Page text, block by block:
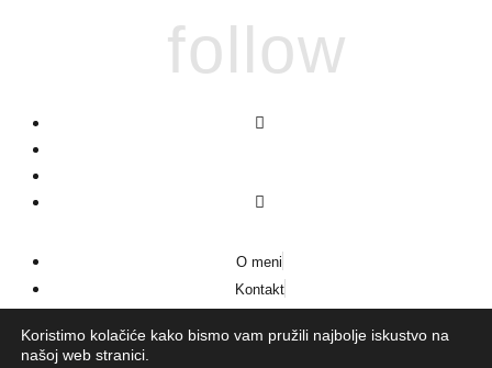
follow
O meni
Kontakt
Koristimo kolačiće kako bismo vam pružili najbolje iskustvo na
našoj web stranici.